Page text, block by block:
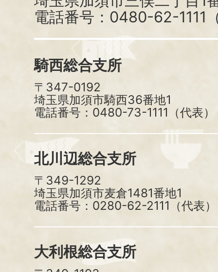
電話番号：0480-62-1111
騎西総合支所
〒347-0192
埼玉県加須市騎西36番地1
電話番号：0480-73-1111（代表）
北川辺総合支所
〒349-1292
埼玉県加須市麦倉1481番地1
電話番号：0280-62-2111（代表）
大利根総合支所